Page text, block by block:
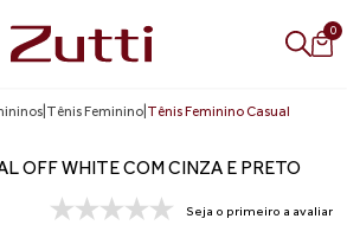
0
Tênis Feminino Tênis Feminino Casual
OFF WHITE COM CINZA E PRETO
Seja o primeiro a avaliar